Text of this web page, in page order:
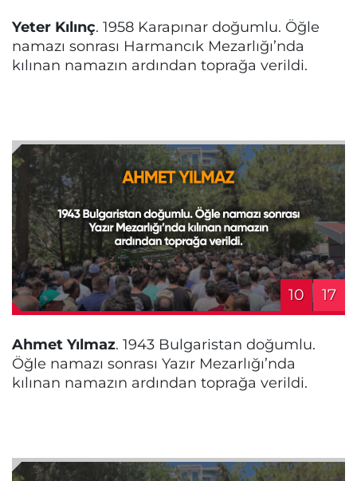
Yeter Kılınç. 1958 Karapınar doğumlu. Öğle
namazı sonrası Harmancık Mezarlığı’nda
kılınan namazın ardından toprağa verildi.
10 17
Ahmet Yılmaz. 1943 Bulgaristan doğumlu.
Öğle namazı sonrası Yazır Mezarlığı’nda
kılınan namazın ardından toprağa verildi.